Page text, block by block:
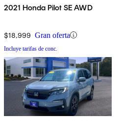
2021 Honda Pilot SE AWD
$18,999 Gran oferta
Incluye tarifas de conc.